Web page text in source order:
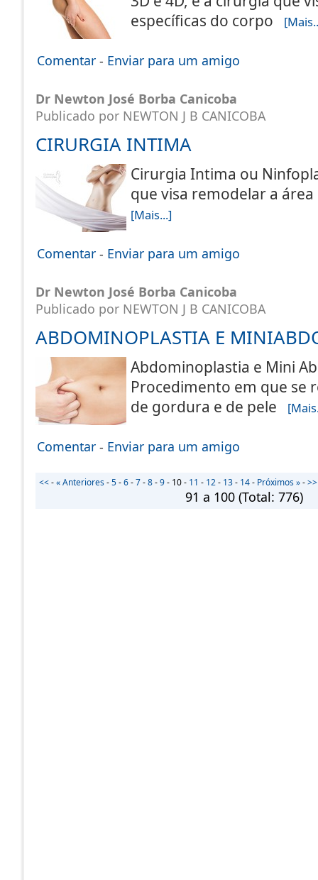
específicas do corpo
Comentar - Enviar para um amigo
Dr Newton José Borba Canicoba
Publicado por NEWTON J B CANICOBA
CIRURGIA INTIMA
Cirurgia Intima ou
que visa remodelar a
[Mais...]
Comentar - Enviar para um amigo
Dr Newton José Borba Canicoba
Publicado por NEWTON J B CANICOBA
ABDOMINOPLASTIA E
Abdominoplastia e Mini
Procedimento em que se
de gordura e de pele
Comentar - Enviar para um amigo
<<-« Anteriores-5-6-7-8-9- 10- 11 - 12- 13- 14- Próximos »->>
91 a 100 (Total: 776)